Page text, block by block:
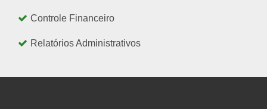
Controle Financeiro
Relatórios Administrativos